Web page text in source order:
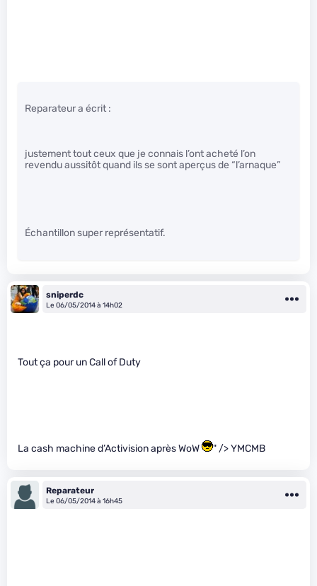
Reparateur a écrit :
justement tout ceux que je connais l’ont acheté l’on
revendu aussitôt quand ils se sont aperçus de “l’arnaque”
Échantillon super représentatif.
sniperdc
Le 06/05/2014 à 14h02
Tout ça pour un Call of Duty
La cash machine d’Activision après WoW " /> YMCMB
Reparateur
Le 06/05/2014 à 16h45